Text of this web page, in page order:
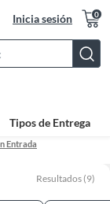
Inicia sesión 0
Bar
Tipos de Entrega
Entrada
Resultados (9)